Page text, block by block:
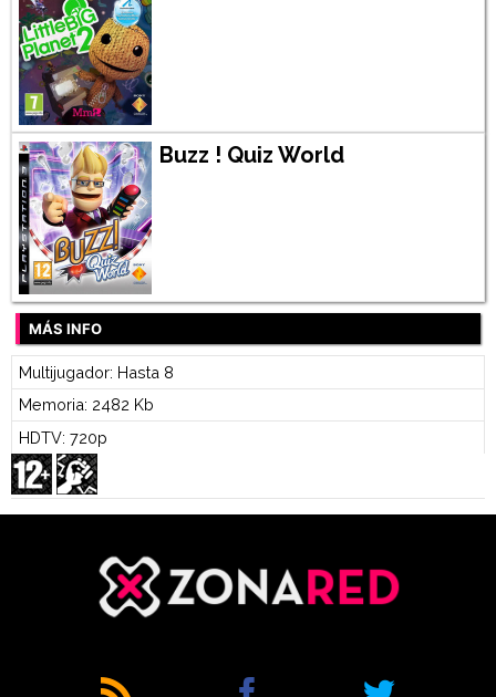
Buzz ! Quiz World
MÁS INFO
Multijugador: Hasta 8
Memoria: 2482 Kb
HDTV: 720p